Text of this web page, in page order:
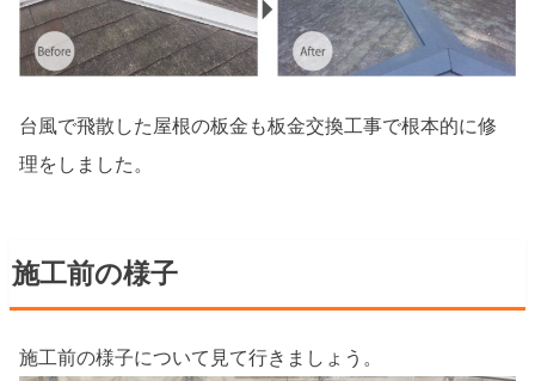
台風で飛散した屋根の板金も板金交換工事で根本的に修
理をしました。
施工前の様子
施工前の様子について見て行きましょう。